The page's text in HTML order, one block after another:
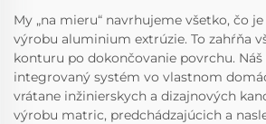
My „na mieru“ navrhujeme všetko, čo
výrobu aluminium extrúzie. To zahŕňa
konturu po dokončovanie povrchu.
integrovaný systém vo vlastnom
vrátane inžinierskych a dizajnových
výrobu matric, predchádzajúcich a